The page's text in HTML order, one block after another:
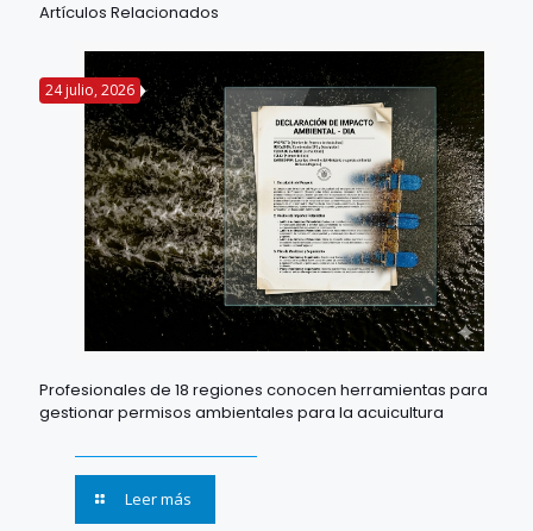
Artículos Relacionados
24 julio, 2026
Profesionales de 18 regiones conocen herramientas para
gestionar permisos ambientales para la acuicultura
Leer más